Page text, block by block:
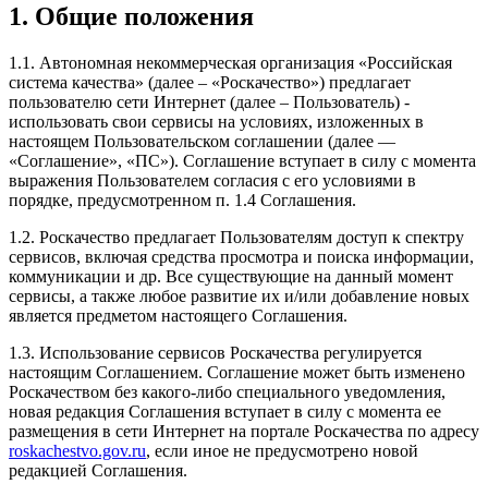
1. Общие положения
1.1. Автономная некоммерческая организация «Российская
система качества» (далее – «Роскачество») предлагает
пользователю сети Интернет (далее – Пользователь) -
использовать свои сервисы на условиях, изложенных в
настоящем Пользовательском соглашении (далее —
«Соглашение», «ПС»). Соглашение вступает в силу с момента
выражения Пользователем согласия с его условиями в
порядке, предусмотренном п. 1.4 Соглашения.
1.2. Роскачество предлагает Пользователям доступ к спектру
сервисов, включая средства просмотра и поиска информации,
коммуникации и др. Все существующие на данный момент
сервисы, а также любое развитие их и/или добавление новых
является предметом настоящего Соглашения.
1.3. Использование сервисов Роскачества регулируется
настоящим Соглашением. Соглашение может быть изменено
Роскачеством без какого-либо специального уведомления,
новая редакция Соглашения вступает в силу с момента ее
размещения в сети Интернет на портале Роскачества по адресу
roskachestvo.gov.ru, если иное не предусмотрено новой
редакцией Соглашения.